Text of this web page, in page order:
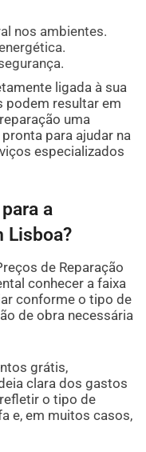
nos ambientes.
ligada à sua
podem resultar em
uma
para ajudar na
especializados
a
Lisboa?
de Reparação
conhecer a faixa
conforme o tipo de
de obra necessária
grátis,
clara dos gastos
o tipo de
e, em muitos casos,